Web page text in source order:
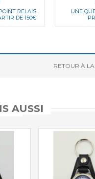
RELAIS
DE 150€
UNE
RETOUR À LA
AUSSI